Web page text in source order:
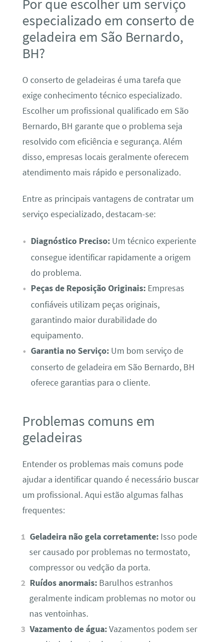
Por que escolher um serviço
especializado em conserto de
geladeira em São Bernardo,
BH?
O conserto de geladeiras é uma tarefa que
exige conhecimento técnico especializado.
Escolher um profissional qualificado em São
Bernardo, BH garante que o problema seja
resolvido com eficiência e segurança. Além
disso, empresas locais geralmente oferecem
atendimento mais rápido e personalizado.
Entre as principais vantagens de contratar um
serviço especializado, destacam-se:
Diagnóstico Preciso:Um técnico experiente
consegue identificar rapidamente a origem
do problema.
Peças de Reposição Originais:Empresas
confiáveis utilizam peças originais,
garantindo maior durabilidade do
equipamento.
Garantia no Serviço:Um bom serviço de
conserto de geladeira em São Bernardo, BH
oferece garantias para o cliente.
Problemas comuns em
geladeiras
Entender os problemas mais comuns pode
ajudar a identificar quando é necessário buscar
um profissional. Aqui estão algumas falhas
frequentes:
Geladeira não gela corretamente: Isso pode
ser causado por problemas no termostato,
compressor ou vedção da porta.
Ruídos anormais: Barulhos estranhos
geralmente indicam problemas no motor ou
nas ventoinhas.
Vazamento de água:Vazamentos podem ser